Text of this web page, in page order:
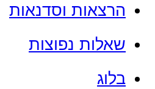
הרצאות וסדנאות
שאלות נפוצות
בלוג